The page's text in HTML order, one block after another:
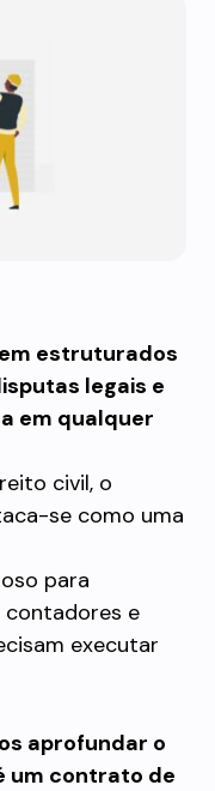
estruturados
legais e
em qualquer
civil, o
se como uma
para
contadores e
executar
aprofundar o
um contrato de